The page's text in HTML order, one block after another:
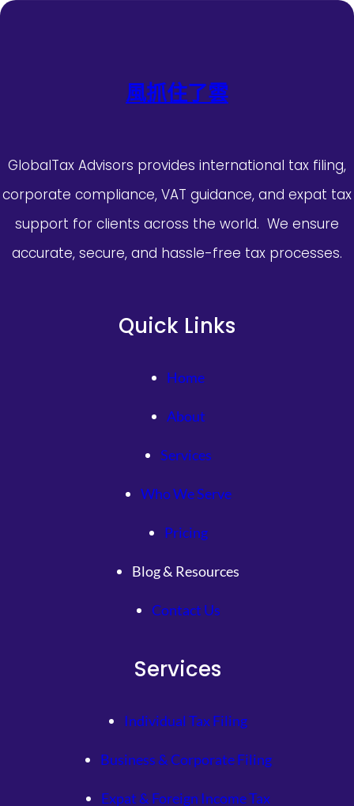
風抓住了雲
GlobalTax Advisors provides international tax filing,
corporate compliance, VAT guidance, and expat tax
support for clients across the world. We ensure
accurate, secure, and hassle-free tax processes.
Quick Links
Home
About
Services
Who We Serve
Pricing
Blog & Resources
Contact Us
Services
Individual Tax Filing
Business & Corporate Filing
Expat & Foreign Income Tax